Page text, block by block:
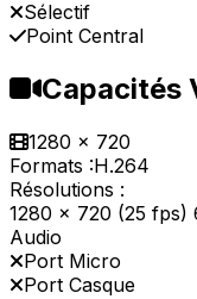
Sélectif
Point Central
Capacités
1280 x 720
Formats :H.264
Résolutions :
1280 x 720 (25
Audio
Port Micro
Port Casque